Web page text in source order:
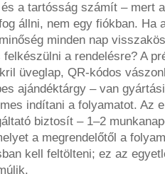
a tartósság számít – mert
állni, nem egy fiókban. Ha
minden nap
felkészülni a rendelésre? A
üveglap, QR-kódos
ajándéktárgy – van
indítani a folyamatot. Az
biztosít – 1–2
a megrendelőtől a
kell feltölteni; ez az